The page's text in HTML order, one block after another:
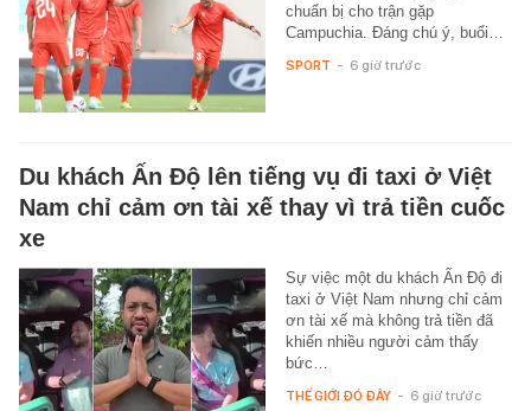
chuẩn bị cho trận gặp
Campuchia. Đáng chú ý, buổi…
SPORT - 6 giờ trước
Du khách Ấn Độ lên tiếng vụ đi taxi ở Việt
Nam chỉ cảm ơn tài xế thay vì trả tiền cuốc
xe
Sự việc một du khách Ấn Độ đi
taxi ở Việt Nam nhưng chỉ cảm
ơn tài xế mà không trả tiền đã
khiến nhiều người cảm thấy
bức…
THẾ GIỚI ĐÓ ĐÂY - 6 giờ trước